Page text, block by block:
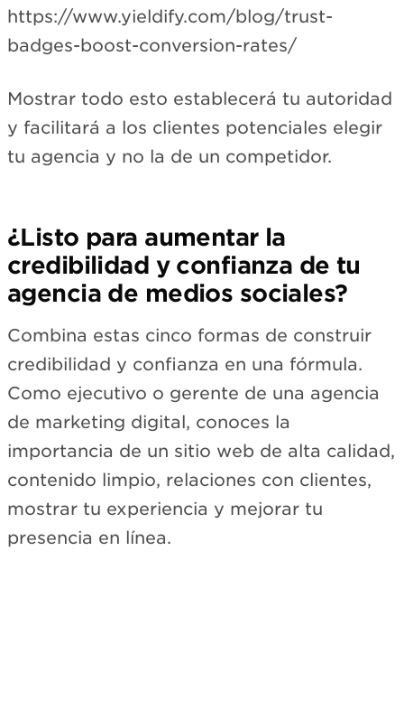
https://www.yieldify.com/blog/trust-
badges-boost-conversion-rates/
Mostrar todo esto establecerá tu autoridad
y facilitará a los clientes potenciales elegir
tu agencia y no la de un competidor.
¿Listo para aumentar la
credibilidad y confianza de tu
agencia de medios sociales?
Combina estas cinco formas de construir
credibilidad y confianza en una fórmula.
Como ejecutivo o gerente de una agencia
de marketing digital, conoces la
importancia de un sitio web de alta calidad,
contenido limpio, relaciones con clientes,
mostrar tu experiencia y mejorar tu
presencia en línea.